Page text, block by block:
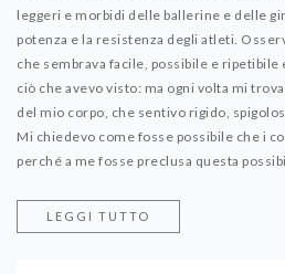
leggeri e morbidi delle ballerine e delle
potenza e la resistenza degli atleti.
che sembrava facile, possibile e ripetibile
ciò che avevo visto: ma ogni volta mi
del mio corpo, che sentivo rigido,
Mi chiedevo come fosse possibile che i
perché a me fosse preclusa questa
LEGGI TUTTO